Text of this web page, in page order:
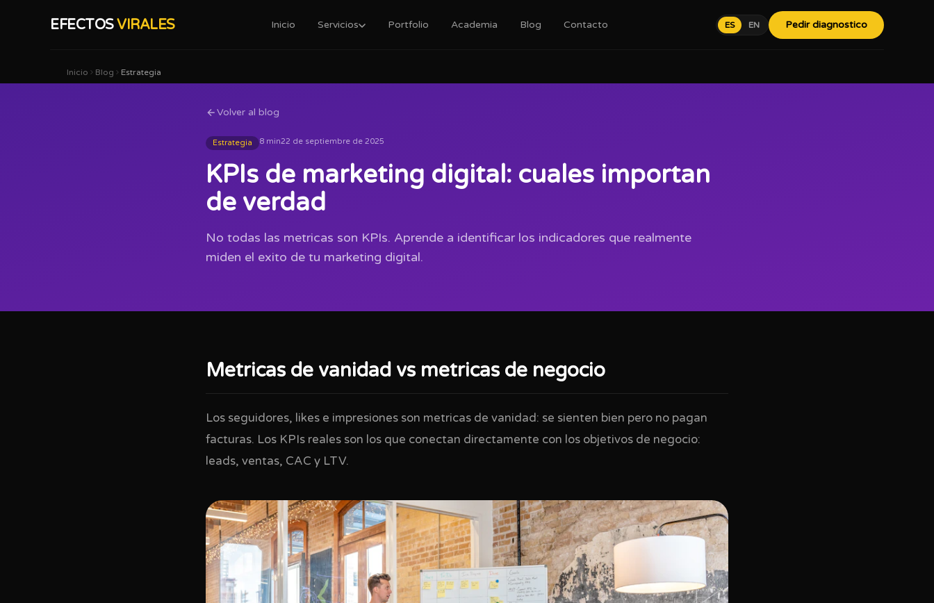
EFECTOSVIRALES Inicio Servicios Portfolio Academia Blog Contacto ES EN Pedir diagnostico
Inicio Blog Estrategia
Volver al blog
Estrategia 8 min22 de septiembre de 2025
KPIs de marketing digital: cuales importan
de verdad
No todas las metricas son KPIs. Aprende a identificar los indicadores que realmente
miden el exito de tu marketing digital.
Metricas de vanidad vs metricas de negocio
Los seguidores, likes e impresiones son metricas de vanidad: se sienten bien pero no pagan
facturas. Los KPIs reales son los que conectan directamente con los objetivos de negocio:
leads, ventas, CAC y LTV.